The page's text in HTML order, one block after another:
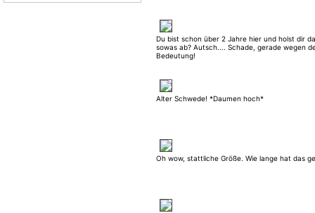
Du bist schon über 2 Jahre hier und holst dir
sowas ab? Autsch.... Schade, gerade wegen
Bedeutung!
Alter Schwede! *Daumen hoch*
Oh wow, stattliche Größe. Wie lange hat das